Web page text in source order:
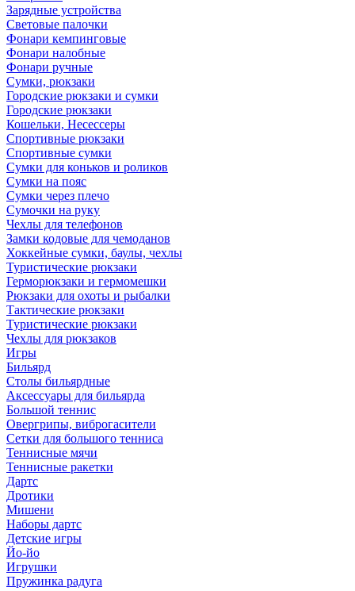
Зарядные устройства
Световые палочки
Фонари кемпинговые
Фонари налобные
Фонари ручные
Сумки, рюкзаки
Городские рюкзаки и сумки
Городские рюкзаки
Кошельки, Несессеры
Спортивные рюкзаки
Спортивные сумки
Сумки для коньков и роликов
Сумки на пояс
Сумки через плечо
Сумочки на руку
Чехлы для телефонов
Замки кодовые для чемоданов
Хоккейные сумки, баулы, чехлы
Туристические рюкзаки
Герморюкзаки и гермомешки
Рюкзаки для охоты и рыбалки
Тактические рюкзаки
Туристические рюкзаки
Чехлы для рюкзаков
Игры
Бильярд
Столы бильярдные
Аксессуары для бильярда
Большой теннис
Овергрипы, виброгасители
Сетки для большого тенниса
Теннисные мячи
Теннисные ракетки
Дартс
Дротики
Мишени
Наборы дартс
Детские игры
Йо-йо
Игрушки
Пружинка радуга